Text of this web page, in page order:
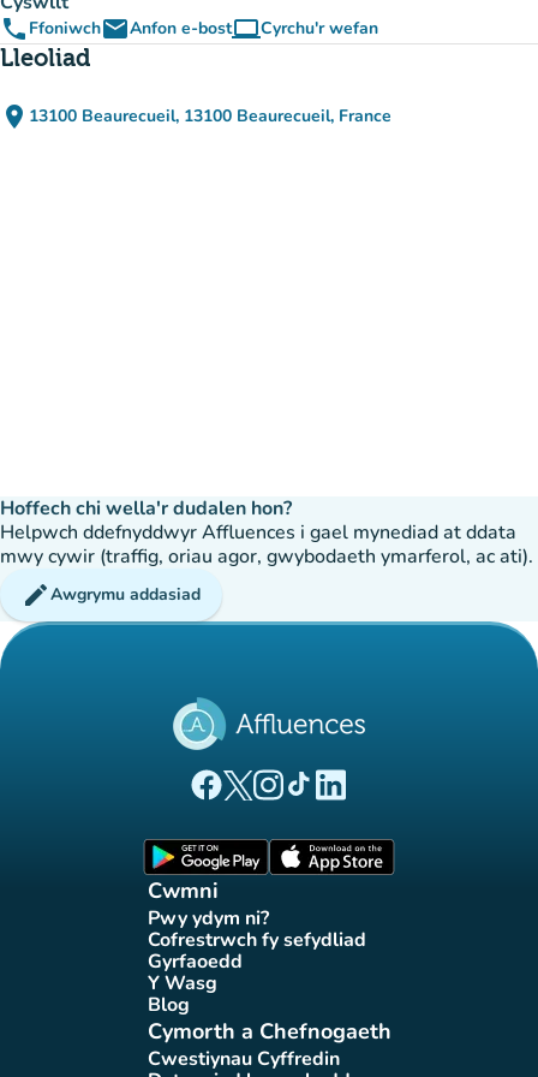
phone FfoniwchemailAnfon e-bostcomputerCyrchu'r wefan
(tab newydd)
Lleoliad
place 13100 Beaurecueil, 13100 Beaurecueil, France
(agor yn Google Maps)
(tab newydd)
Hoffech chi wella'r dudalen hon?
Helpwch ddefnyddwyr Affluences i gael mynediad at ddata
mwy cywir (traffig, oriau agor, gwybodaeth ymarferol, ac ati).
editAwgrymu addasiad
(tab newydd)
(tab newydd)
(tab newydd)
(tab newydd)
(tab newydd)
Cwmni
Pwy ydym ni?
(tab newydd)
Cofrestrwch fy sefydliad
(tab newydd)
Gyrfaoedd(tab newydd)
Y Wasg(tab newydd)
Blog(tab newydd)
Cymorth a Chefnogaeth
Cwestiynau Cyffredin
(tab newydd)